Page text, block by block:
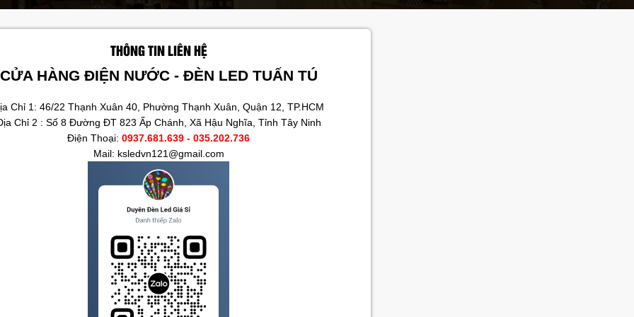
THÔNG TIN LIÊN HỆ
CỬA HÀNG ĐIỆN NƯỚC - ĐÈN LED TUẤN TÚ
Chỉ 1: 46/22 Thạnh Xuân 40, Phường Thạnh Xuân, Quận 12, TP.HCM
Chỉ 2 : Số 8 Đường ĐT 823 Ấp Chánh, Xã Hậu Nghĩa, Tỉnh Tây Ninh
Điện Thoại: 0937.681.639 - 035.202.736
Mail: ksledvn121@gmail.com